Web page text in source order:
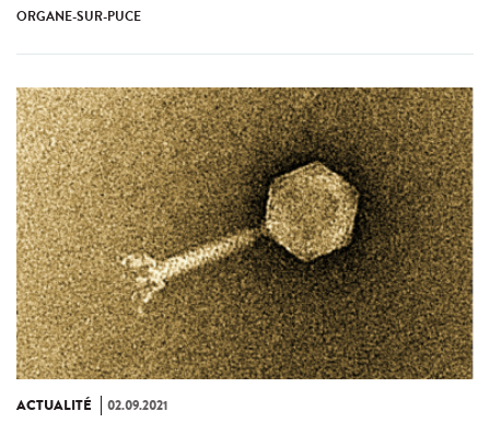
ORGANE-SUR-PUCE
ACTUALITÉ 02.09.2021